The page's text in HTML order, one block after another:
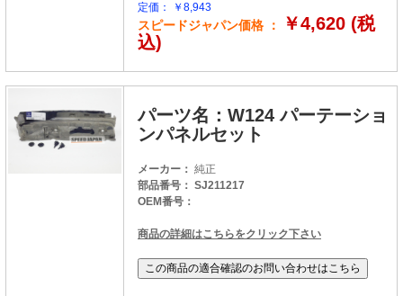
定価： ￥8,943
スピードジャパン価格 ：
￥4,620 (税
込)
パーツ名：W124 パーテーショ
ンパネルセット
メーカー： 純正
部品番号： SJ211217
OEM番号：
商品の詳細はこちらをクリック下さい